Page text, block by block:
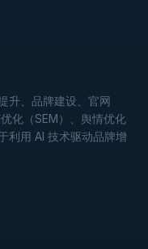
升、品牌建设、官网
化（SEM）、舆情优化
利用 AI 技术驱动品牌增